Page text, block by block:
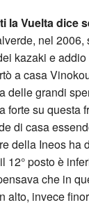
la Vuelta dice
nel 2006,
kazaki e
a casa
delle grandi
forte su questa
di casa
della Ineos ha
12° posto è
che in
alto, invece